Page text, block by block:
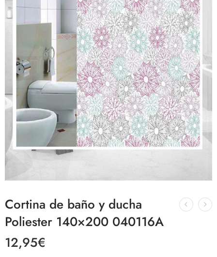
Cortina de baño y ducha
Poliester 140×200 040116A
12,95€